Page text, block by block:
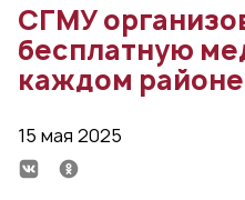
СГМУ
бесплатную
каждом
15 мая 2025